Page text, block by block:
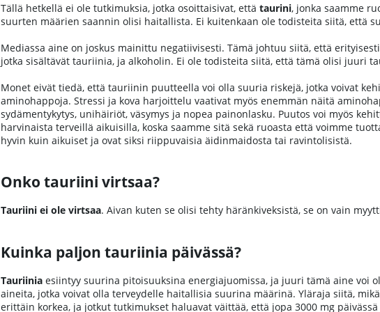
Tällä hetkellä ei ole tutkimuksia, jotka osoittaisivat, että taurini, jonka saamme
suurten määrien saannin olisi haitallista. Ei kuitenkaan ole todisteita siitä, että
Mediassa aine on joskus mainittu negatiivisesti. Tämä johtuu siitä, että
jotka sisältävät tauriinia, ja alkoholin. Ei ole todisteita siitä, että tämä olisi juuri
Monet eivät tiedä, että tauriinin puutteella voi olla suuria riskejä, jotka voivat
aminohappoja. Stressi ja kova harjoittelu vaativat myös enemmän näitä
sydämentykytys, unihäiriöt, väsymys ja nopea painonlasku. Puutos voi myös
harvinaista terveillä aikuisilla, koska saamme sitä sekä ruoasta että voimme
hyvin kuin aikuiset ja ovat siksi riippuvaisia äidinmaidosta tai ravintolisistä.
Onko tauriini virtsaa?
Tauriini ei ole virtsaa. Aivan kuten se olisi tehty häränkiveksistä, se on vain
Kuinka paljon tauriinia päivässä?
Tauriinia esiintyy suurina pitoisuuksina energiajuomissa, ja juuri tämä aine voi
aineita, jotka voivat olla terveydelle haitallisia suurina määrinä. Yläraja siitä,
erittäin korkea, ja jotkut tutkimukset haluavat väittää, että jopa 3000 mg